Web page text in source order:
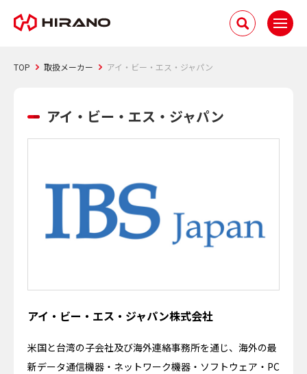
TOP 取扱メーカー アイ・ビー・エス・ジャパン
アイ・ビー・エス・ジャパン
アイ・ビー・エス・ジャパン株式会社
米国と台湾の子会社及び海外連絡事務所を通じ、海外の最
新データ通信機器・ネットワーク機器・ソフトウェア・PC